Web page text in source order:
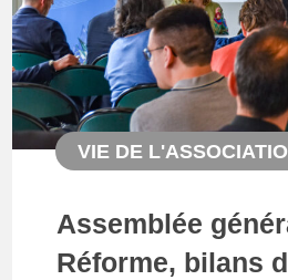
VIE DE
Assemblée
Réforme, bilans